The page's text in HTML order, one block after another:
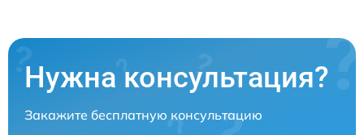
Нужна консультация?
Закажите бесплатную консультацию